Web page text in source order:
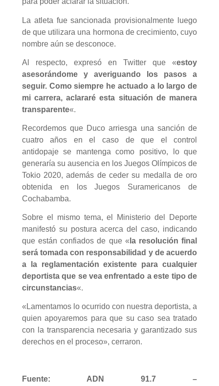
La atleta fue sancionada provisionalmente luego
de que utilizara una hormona de crecimiento, cuyo
nombre aún se desconoce.
Al respecto, expresó en Twitter que «estoy
asesorándome y averiguando los pasos a
seguir. Como siempre he actuado a lo largo de
mi carrera, aclararé esta situación de manera
transparente«.
Recordemos que Duco arriesga una sanción de
cuatro años en el caso de que el control
antidopaje se mantenga como positivo, lo que
generaría su ausencia en los Juegos Olímpicos de
Tokio 2020, además de ceder su medalla de oro
obtenida en los Juegos Suramericanos de
Cochabamba.
Sobre el mismo tema, el Ministerio del Deporte
manifestó su postura acerca del caso, indicando
que están confiados de que « la resolución final
será tomada con responsabilidad y de acuerdo
a la reglamentación existente para cualquier
deportista que se vea enfrentado a este tipo de
circunstancias«.
«Lamentamos lo ocurrido con nuestra deportista, a
quien apoyaremos para que su caso sea tratado
con la transparencia necesaria y garantizado sus
derechos en el proceso», cerraron.
Fuente: ADN 91.7 –